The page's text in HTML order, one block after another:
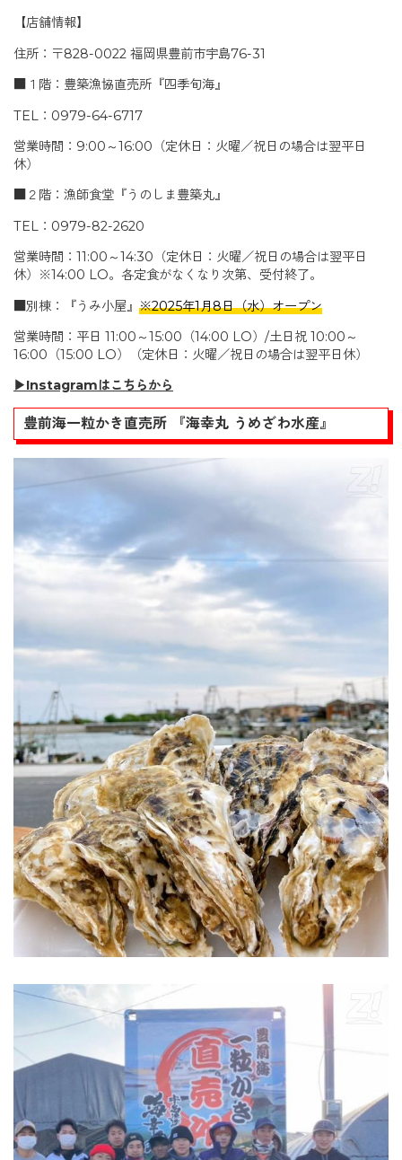
【店舗情報】
住所：〒828-0022 福岡県豊前市宇島76-31
■１階：豊築漁協直売所『四季旬海』
TEL：0979-64-6717
営業時間：9:00～16:00（定休日：火曜／祝日の場合は翌平日
休）
■２階：漁師食堂『うのしま豊築丸』
TEL：0979-82-2620
営業時間：11:00～14:30（定休日：火曜／祝日の場合は翌平日
休）※14:00 LO。各定食がなくなり次第、受付終了。
■別棟：『うみ小屋』 ※2025年1月8日（水）オープン
営業時間：平日 11:00～15:00（14:00 LO）/土日祝 10:00～
16:00（15:00 LO）（定休日：火曜／祝日の場合は翌平日休）
▶Instagramはこちらから
豊前海一粒かき直売所 『海幸丸 うめざわ水産』